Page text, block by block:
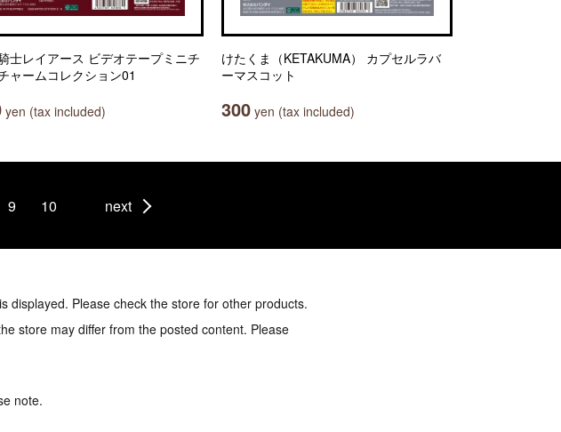
士レイアース ビデオテープミニチ
ャームコレクション01
yen (tax included)
けたくま（KETAKUMA） カプセルラバ
ーマスコット
300 yen (tax included)
9 10 next
displayed. Please check the store for other products.
store may differ from the posted content. Please
note.